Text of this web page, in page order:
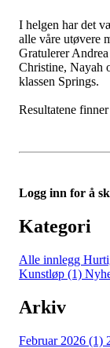
I helgen har det
alle våre utøvere
Gratulerer
Christine, Nayah
klassen Springs.
Resultatene
Logg inn for å
Kategori
Alle innlegg
Kunstløp (1)
Arkiv
Februar 2026 (1)